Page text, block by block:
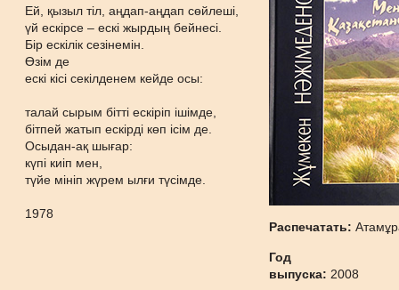
Ей, қызыл тіл, аңдап-аңдап сөйлеші,
үй ескірсе – ескі жырдың бейнесі.
Бір ескілік сезінемін.
Өзім де
ескі кісі секілденем кейде осы:
талай сырым бітті ескіріп ішімде,
бітпей жатып ескірді көп ісім де.
Осыдан-ақ шығар:
күпі киіп мен,
түйе мініп жүрем ылғи түсімде.
1978
Распечатать:
Год
выпуска: 2008